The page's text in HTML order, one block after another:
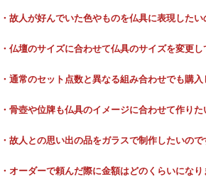
・故人が好んでいた色やものを仏具に表現した
・仏壇のサイズに合わせて仏具のサイズを変更
・通常のセット点数と異なる組み合わせでも購
・骨壺や位牌も仏具のイメージに合わせて作り
・故人との思い出の品をガラスで制作したいので
・オーダーで頼んだ際に金額はどのくらいになり